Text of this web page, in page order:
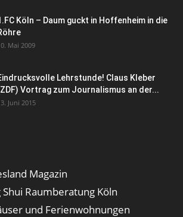
Köln – Daum guckt in Hoffenheim in die
Mai 2009
Lehrstunde! Claus Kleber
Vortrag zum Journalismus an der...
Juni 2015
Magazin
Shui Raumberatung Köln
und Ferienwohnungen